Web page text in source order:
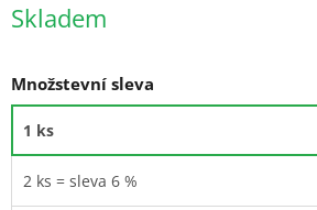
cena:
Skladem
Množstevní sleva
1 ks
2 ks = sleva 6 %